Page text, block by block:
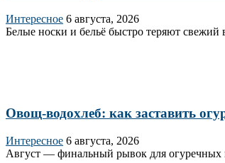
Интересное 6 августа, 2026
Белые носки и бельё быстро теряют
Овощ-водохлеб: как заставить
Интересное 6 августа, 2026
Август — финальный рывок для огуречных